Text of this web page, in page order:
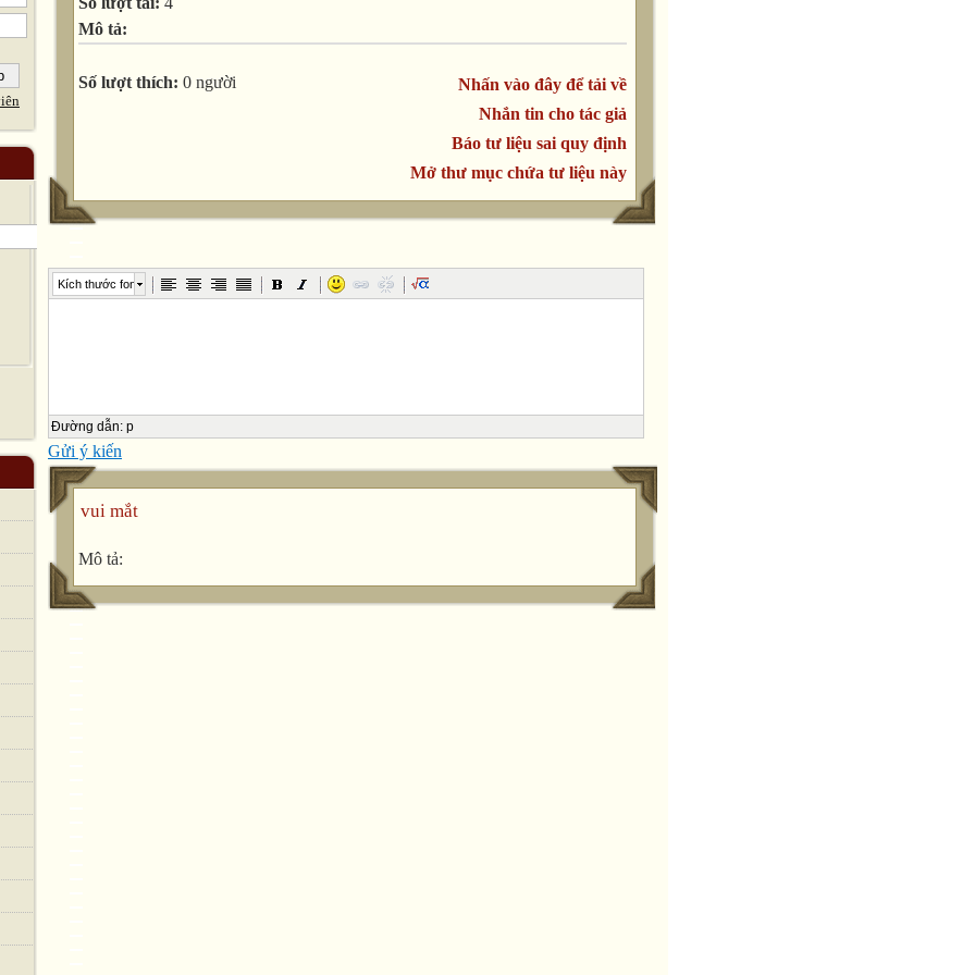
Mô tả:
Nhấn vào đây để tải về
Nhắn tin cho tác giả
Báo tư liệu sai quy định
Mở thư mục chứa tư liệu này
Số lượt thích: 0 người
Kích thước font
Đường dẫn: p
Gửi ý kiến
vui mắt
Mô tả: